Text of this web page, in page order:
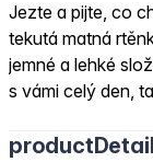
Jezte a pijte, co
tekutá matná
jemné a lehké
s vámi celý den,